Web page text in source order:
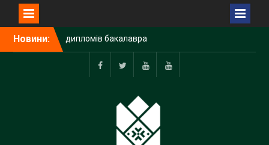
Новини:
Карпатський університет
— у ТОП-4 України за
рейтингом Webometrics
2026: КНУВС отримав
значний обсяг бюджетних
На фізико-технічному
FacebookTwitter YoutubeYoutube